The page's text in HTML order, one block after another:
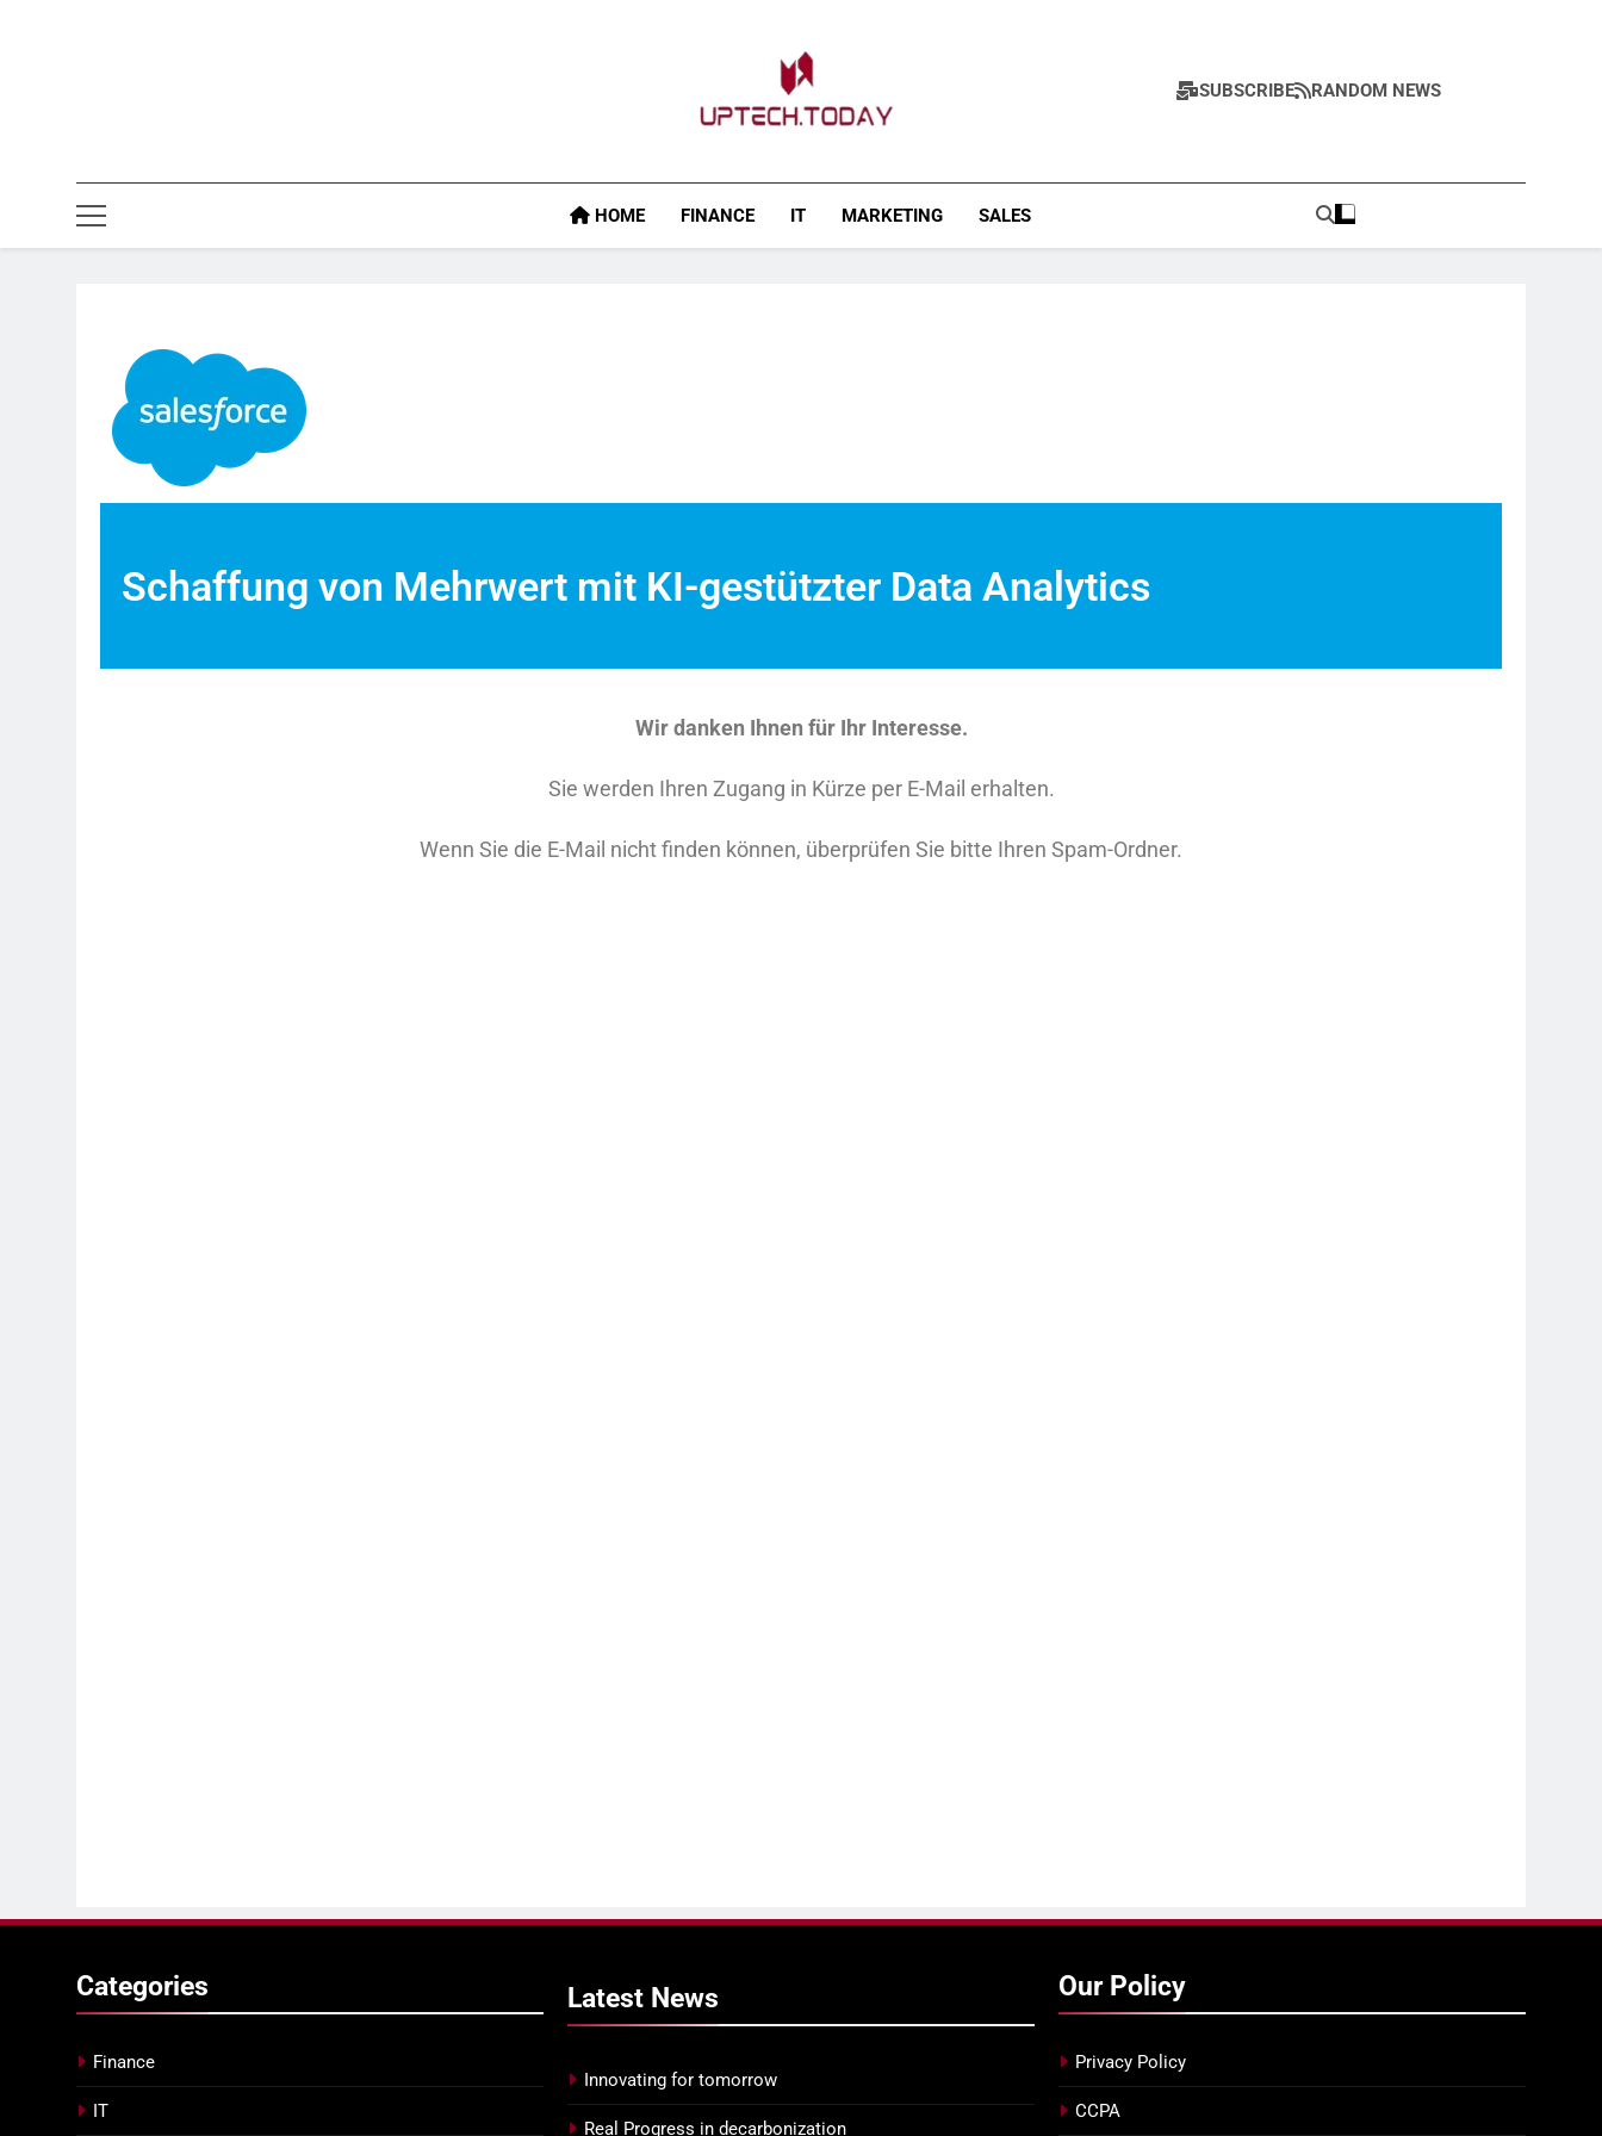
Uptech.today
SUBSCRIBE RANDOM NEWS
HOME FINANCE IT MARKETING SALES
Schaffung von Mehrwert mit KI-gestützter Data Analytics
Wir danken Ihnen für Ihr Interesse.
Sie werden Ihren Zugang in Kürze per E-Mail erhalten.
Wenn Sie die E-Mail nicht finden können, überprüfen Sie bitte Ihren Spam-Ordner.
Categories
Finance
IT
Latest News
Innovating for tomorrow
Real Progress in decarbonization
Our Policy
Privacy Policy
CCPA